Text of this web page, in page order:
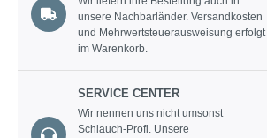
unsere Nachbarländer. Versandkosten
und Mehrwertsteuerausweisung erfolgt
im Warenkorb.
SERVICE CENTER
Wir nennen uns nicht umsonst
Schlauch-Profi. Unsere